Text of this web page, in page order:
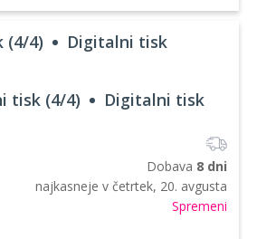
(4/4) Digitalni tisk
tisk (4/4) Digitalni tisk
Dobava 8 dni
najkasneje v četrtek, 20. avgusta
Spremeni